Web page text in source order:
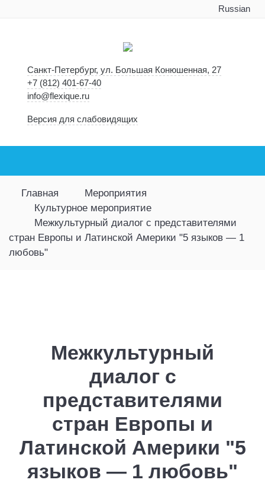
Russian
Санкт-Петербург, ул. Большая Конюшенная, 27
+7 (812) 401-67-40
info@flexique.ru
Версия для слабовидящих
Главная
Мероприятия
Культурное мероприятие
Межкультурный диалог с представителями
стран Европы и Латинской Америки "5 языков — 1
любовь"
Межкультурный
диалог с
представителями
стран Европы и
Латинской Америки "5
языков — 1 любовь"